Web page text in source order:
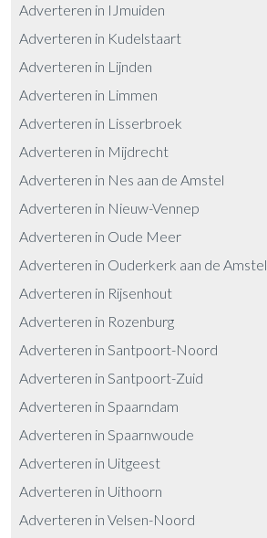
Adverteren in IJmuiden
Adverteren in Kudelstaart
Adverteren in Lijnden
Adverteren in Limmen
Adverteren in Lisserbroek
Adverteren in Mijdrecht
Adverteren in Nes aan de Amstel
Adverteren in Nieuw-Vennep
Adverteren in Oude Meer
Adverteren in Ouderkerk aan de Amstel
Adverteren in Rijsenhout
Adverteren in Rozenburg
Adverteren in Santpoort-Noord
Adverteren in Santpoort-Zuid
Adverteren in Spaarndam
Adverteren in Spaarnwoude
Adverteren in Uitgeest
Adverteren in Uithoorn
Adverteren in Velsen-Noord